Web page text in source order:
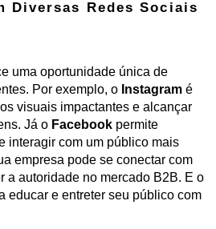
Diversas Redes Sociais
uma oportunidade única de
Por exemplo, o Instagram é
visuais impactantes e alcançar
Já o Facebook permite
interagir com um público mais
empresa pode se conectar com
educar e entreter seu público com